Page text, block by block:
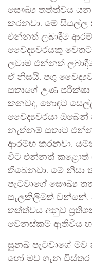
සෞඛ්‍ය තත්ත්වය යන
කරනවා. මේ
එන්නත් ලබාදීම
වෛද්‍යවරයකු
ලවාම එන්නත්
ඒ නිසයි. පශු
සතාගේ උණ පරීක්ෂා
කනවද, හොඳට
වෛද්‍යවරයා ඔබෙන්
නැත්නම් සතාට
ආරම්භ කරනවා.
විට එන්නත් කළොත්
තිබෙනවා. මේ
පැටවාගේ සෞඛ්‍ය
සැලකිලිමත් වන්නේ.
තත්ත්වය අනුව
වෙනස්කම් ඇතිවිය
සුනඛ පැටවාගේ
හෝ මව ගැන